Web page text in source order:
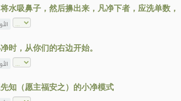
水吸鼻子，然后擤出来，凡净下者，应洗单数，
时，从你们的右边开始。
知（愿主福安之）的小净模式